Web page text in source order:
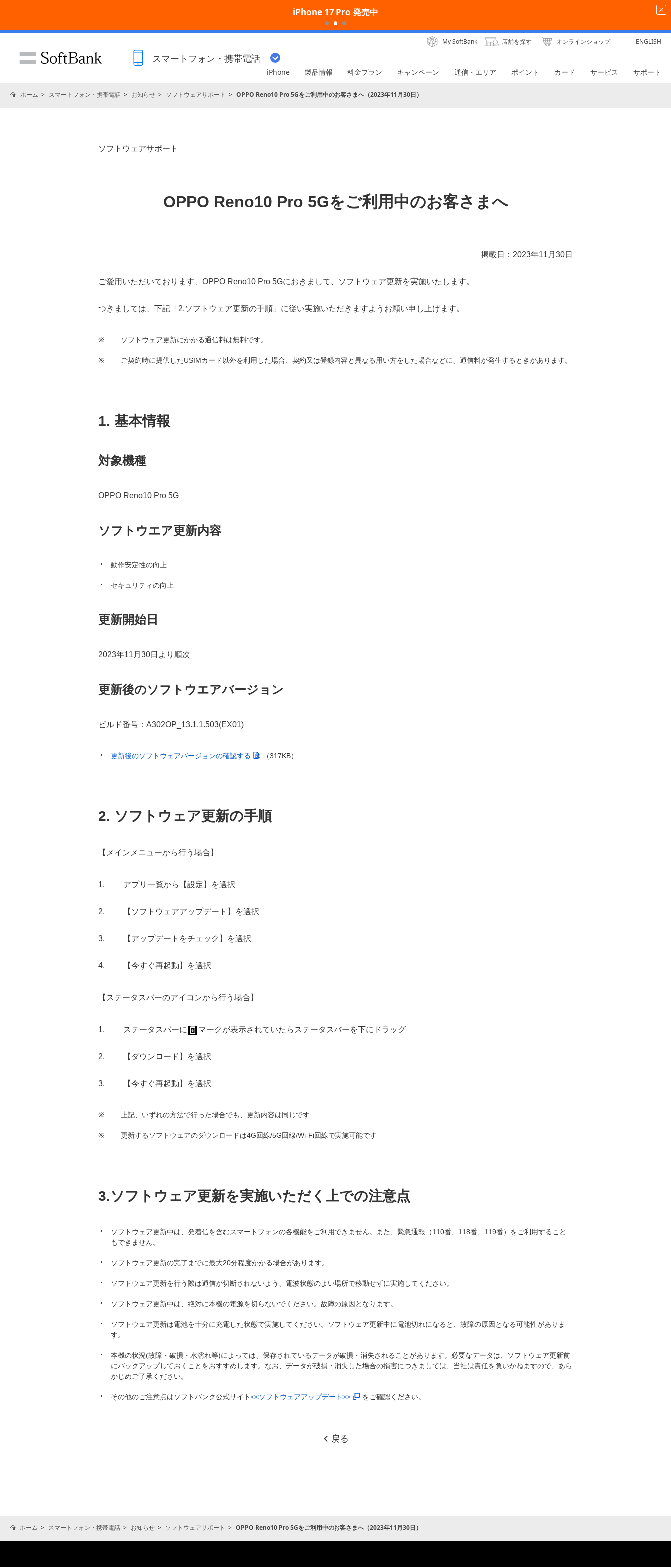
iPhone 17 Pro 発売中
スマートフォン・携帯電話
My SoftBank 店舗を探す オンラインショップ ENGLISH
iPhone 製品情報 料金プラン キャンペーン 通信・エリア ポイント カード サービス サポート
ホーム スマートフォン・携帯電話 お知らせ ソフトウェアサポート OPPO Reno10 Pro 5Gをご利用中のお客さまへ（2023年11月30日）
ソフトウェアサポート
OPPO Reno10 Pro 5Gをご利用中のお客さまへ
掲載日：2023年11月30日
ご愛用いただいております、OPPO Reno10 Pro 5Gにおきまして、ソフトウェア更新を実施いたします。
つきましては、下記「2.ソフトウェア更新の手順」に従い実施いただきますようお願い申し上げます。
※ ソフトウェア更新にかかる通信料は無料です。
※ ご契約時に提供したUSIMカード以外を利用した場合、契約又は登録内容と異なる用い方をした場合などに、通信料が発生するときがあります。
1. 基本情報
対象機種
OPPO Reno10 Pro 5G
ソフトウエア更新内容
動作安定性の向上
セキュリティの向上
更新開始日
2023年11月30日より順次
更新後のソフトウエアバージョン
ビルド番号：A302OP_13.1.1.503(EX01)
更新後のソフトウェアバージョンの確認する （317KB）
2. ソフトウェア更新の手順
【メインメニューから行う場合】
アプリ一覧から【設定】を選択
【ソフトウェアアップデート】を選択
【アップデートをチェック】を選択
【今すぐ再起動】を選択
【ステータスバーのアイコンから行う場合】
ステータスバーに マークが表示されていたらステータスバーを下にドラッグ
【ダウンロード】を選択
【今すぐ再起動】を選択
※ 上記、いずれの方法で行った場合でも、更新内容は同じです
※ 更新するソフトウェアのダウンロードは4G回線/5G回線/Wi-Fi回線で実施可能です
3.ソフトウェア更新を実施いただく上での注意点
ソフトウェア更新中は、発着信を含むスマートフォンの各機能をご利用できません。また、緊急通報（110番、118番、119番）をご利用すること
もできません。
ソフトウェア更新の完了までに最大20分程度かかる場合があります。
ソフトウェア更新を行う際は通信が切断されないよう、電波状態のよい場所で移動せずに実施してください。
ソフトウェア更新中は、絶対に本機の電源を切らないでください。故障の原因となります。
ソフトウェア更新は電池を十分に充電した状態で実施してください。ソフトウェア更新中に電池切れになると、故障の原因となる可能性がありま
す。
本機の状況(故障・破損・水濡れ等)によっては、保存されているデータが破損・消失されることがあります。必要なデータは、ソフトウェア更新前
にバックアップしておくことをおすすめします。なお、データが破損・消失した場合の損害につきましては、当社は責任を負いかねますので、あら
かじめご了承ください。
その他のご注意点はソフトバンク公式サイト<<ソフトウェアアップデート>> をご確認ください。
戻る
ホーム スマートフォン・携帯電話 お知らせ ソフトウェアサポート OPPO Reno10 Pro 5Gをご利用中のお客さまへ（2023年11月30日）